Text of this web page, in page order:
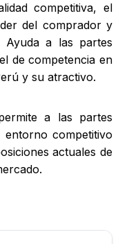
competitiva, el
del comprador y
Ayuda a las partes
de competencia en
y su atractivo.
a las partes
entorno competitivo
actuales de